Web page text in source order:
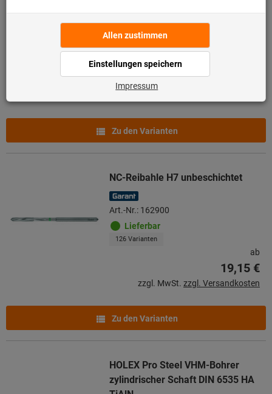
Art.-Nr.: 114360
Lieferbar
109 Varianten
Zu den Varianten
NC-Reibahle H7 unbeschichtet
Art.-Nr.: 162900
Lieferbar
126 Varianten
ab
19,15 €
zzgl. MwSt. zzgl. Versandkosten
Zu den Varianten
HOLEX Pro Steel VHM-Bohrer
zylindrischer Schaft DIN 6535 HA